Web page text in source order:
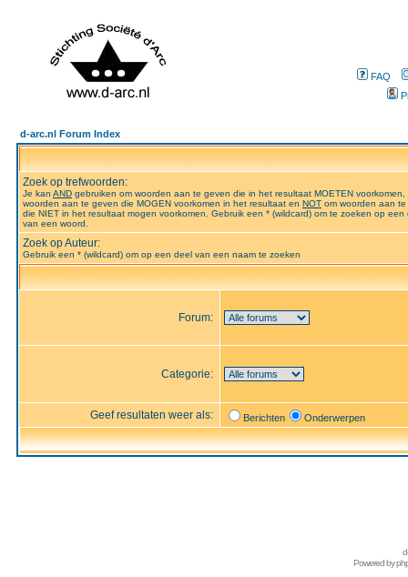
FAQ
d-arc.nl Forum Index
Zoek op trefwoorden:
Je kan AND gebruiken om woorden aan te geven die in het resultaat MOETEN voorkomen,
woorden aan te geven die MOGEN voorkomen in het resultaat en NOT om woorden aan
die NIET in het resultaat mogen voorkomen. Gebruik een * (wildcard) om te zoeken op een
van een woord.
Zoek op Auteur:
Gebruik een * (wildcard) om op een deel van een naam te zoeken
Forum:
Categorie:
Geef resultaten weer als: Berichten Onderwerpen
Powered by